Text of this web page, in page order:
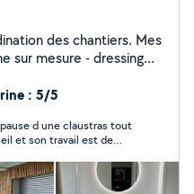
des chantiers. Mes
: 5/5
d une claustras tout